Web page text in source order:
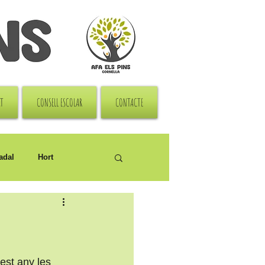
CONSELL ESCOLAR CONTACTE
Hort
any les